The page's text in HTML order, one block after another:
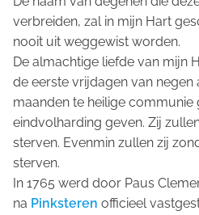
verbreiden, zal in mijn Hart
nooit uit weggewist worden.
De almachtige liefde van mijn
de eerste vrijdagen van
maanden te heilige communie
eindvolharding geven. Zij
sterven. Evenmin zullen zij
sterven.
In 1765 werd door Paus
na Pinksteren officieel